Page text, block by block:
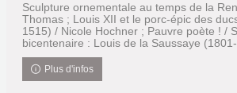
Sculpture ornementale au temps de la
Thomas ; Louis XII et le porc-épic des
1515) / Nicole Hochner ; Pauvre poète ! /
bicentenaire : Louis de la Saussaye (1801-
Plus d'infos